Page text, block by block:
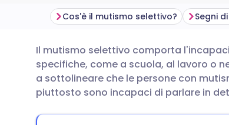
Condividi via email
Condividi su Facebook
🇬🇧 English
🇪🇸 Español
Cos'è il mutismo selettivo? Segni
Il mutismo selettivo comporta
specifiche, come a scuola, al lavoro o
a sottolineare che le persone con
piuttosto sono incapaci di parlare in